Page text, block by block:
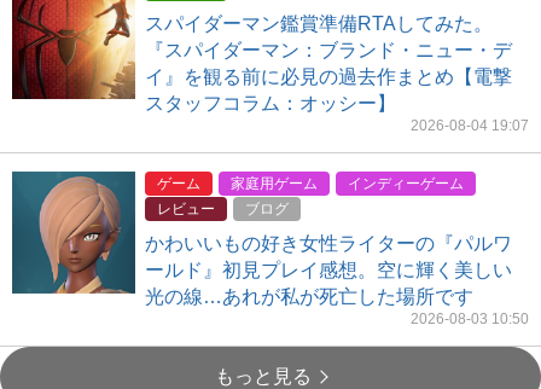
スパイダーマン鑑賞準備RTAしてみた。
『スパイダーマン：ブランド・ニュー・デ
イ』を観る前に必見の過去作まとめ【電撃
スタッフコラム：オッシー】
2026-08-04 19:07
ゲーム 家庭用ゲーム
インディーゲーム
レビュー
ブログ
かわいいもの好き女性ライターの『パルワ
ールド』初見プレイ感想。空に輝く美しい
光の線…あれが私が死亡した場所です
2026-08-03 10:50
もっと見る